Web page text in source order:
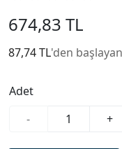
674,83 TL
87,74 TL'den
Adet
-
+